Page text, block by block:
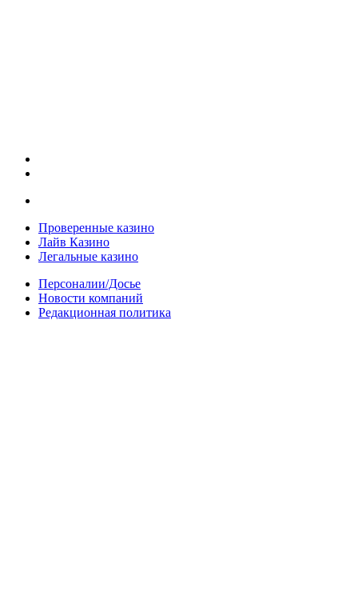
Проверенные казино
Лайв Казино
Легальные казино
Персоналии/Досье
Новости компаний
Редакционная политика